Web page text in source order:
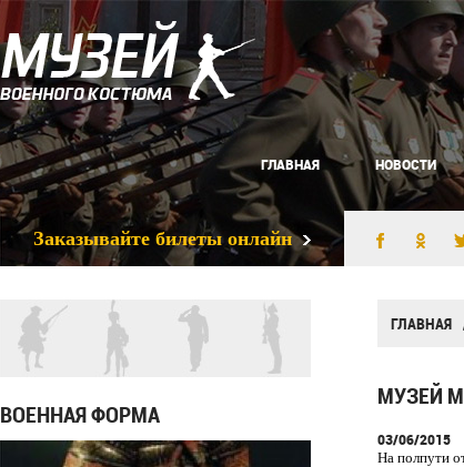
ГЛАВНАЯ НОВОСТИ
Заказывайте билеты онлайн
ВОЕННАЯ ФОРМА
ГЛАВНАЯ
МУЗЕЙ
03/06/2015
На полпути